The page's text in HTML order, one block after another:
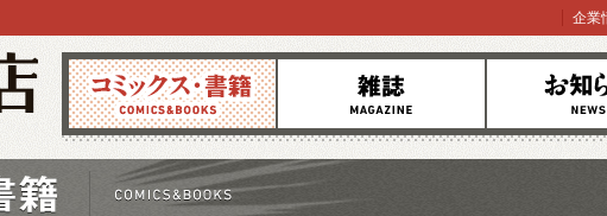
コミックス 雑誌 お知らせ
企業